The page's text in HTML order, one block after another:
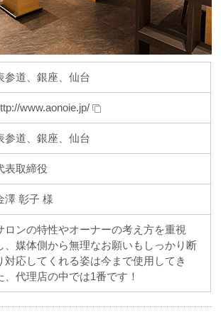
参道、銀座、仙台
www.aonoie.jp/
参道、銀座、仙台
表取締役
澤 彰子 様
ロンの特性やオーナーの考え方を重視
、媒体側から無理なお願いもしっかり断
対応してくれる姿は今まで使用してき
、代理店の中では1番です！